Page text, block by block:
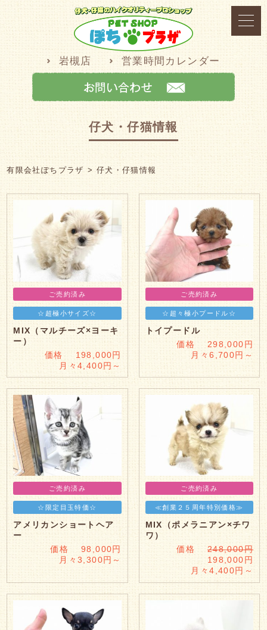
岩槻店 営業時間カレンダー
仔犬・仔猫情報
有限会社ぽちプラザ 仔犬・仔猫情報
ご売約済み
☆超極小サイズ☆
MIX（マルチーズ×ヨーキ
ー）
価格 198,000円
月々4,400円～
ご売約済み
☆超々極小プードル☆
トイプードル
価格 298,000円
月々6,700円～
ご売約済み
☆限定目玉特価☆
アメリカンショートヘア
ー
価格 98,000円
月々3,300円～
ご売約済み
≪創業２５周年特別価格≫
MIX（ポメラニアン×チワ
ワ）
価格 248,000円
198,000円
月々4,400円～